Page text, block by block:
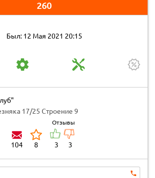
260
Был: 12 Мая 2021 20:15
17/25 Строение 9
104 8
Отзывы
3 3